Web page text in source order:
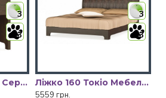
3
3
Пуф Токіо Мебель Сервіс
3
3
Ліжко 160 Токіо Мебель Сервіс
5559 грн.